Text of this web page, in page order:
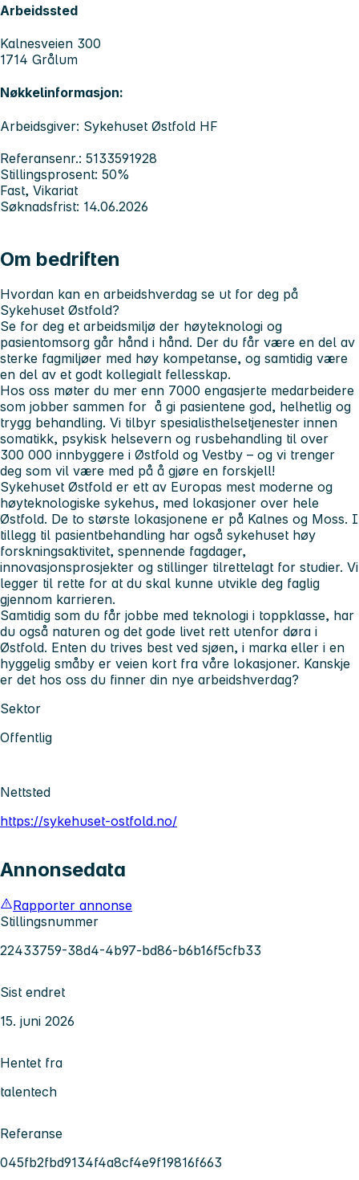
Arbeidssted
Kalnesveien 300
1714 Grålum
Nøkkelinformasjon:
Arbeidsgiver: Sykehuset Østfold HF
Referansenr.: 5133591928
Stillingsprosent: 50%
Fast, Vikariat
Søknadsfrist: 14.06.2026
Om bedriften
Hvordan kan en arbeidshverdag se ut for deg på
Sykehuset Østfold?
Se for deg et arbeidsmiljø der høyteknologi og
pasientomsorg går hånd i hånd. Der du får være en del av
sterke fagmiljøer med høy kompetanse, og samtidig være
en del av et godt kollegialt fellesskap.
Hos oss møter du mer enn 7000 engasjerte medarbeidere
som jobber sammen for å gi pasientene god, helhetlig og
trygg behandling. Vi tilbyr spesialisthelsetjenester innen
somatikk, psykisk helsevern og rusbehandling til over
300 000 innbyggere i Østfold og Vestby – og vi trenger
deg som vil være med på å gjøre en forskjell!
Sykehuset Østfold er ett av Europas mest moderne og
høyteknologiske sykehus, med lokasjoner over hele
Østfold. De to største lokasjonene er på Kalnes og Moss. I
tillegg til pasientbehandling har også sykehuset høy
forskningsaktivitet, spennende fagdager,
innovasjonsprosjekter og stillinger tilrettelagt for studier. Vi
legger til rette for at du skal kunne utvikle deg faglig
gjennom karrieren.
Samtidig som du får jobbe med teknologi i toppklasse, har
du også naturen og det gode livet rett utenfor døra i
Østfold. Enten du trives best ved sjøen, i marka eller i en
hyggelig småby er veien kort fra våre lokasjoner. Kanskje
er det hos oss du finner din nye arbeidshverdag?
Sektor
Offentlig
Nettsted
https://sykehuset-ostfold.no/
Annonsedata
Rapporter annonse
Stillingsnummer
22433759-38d4-4b97-bd86-b6b16f5cfb33
Sist endret
15. juni 2026
Hentet fra
talentech
Referanse
045fb2fbd9134f4a8cf4e9f19816f663